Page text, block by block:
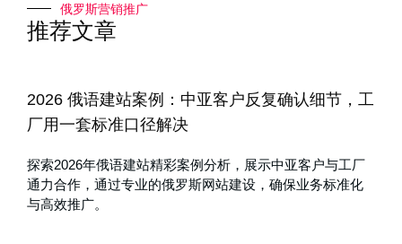
俄罗斯营销推广
推荐文章
2026 俄语建站案例：中亚客户反复确认细节，工
厂用一套标准口径解决
探索2026年俄语建站精彩案例分析，展示中亚客户与工厂
通力合作，通过专业的俄罗斯网站建设，确保业务标准化
与高效推广。